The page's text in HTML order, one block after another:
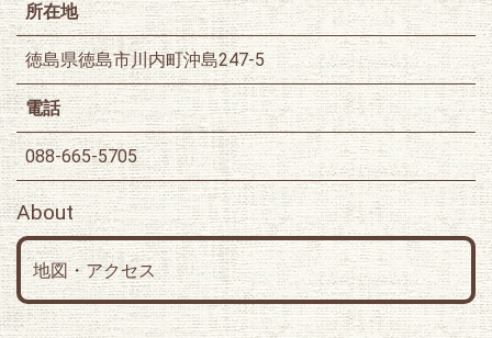
所在地
徳島県徳島市川内町沖島247-5
電話
088-665-5705
About
地図・アクセス